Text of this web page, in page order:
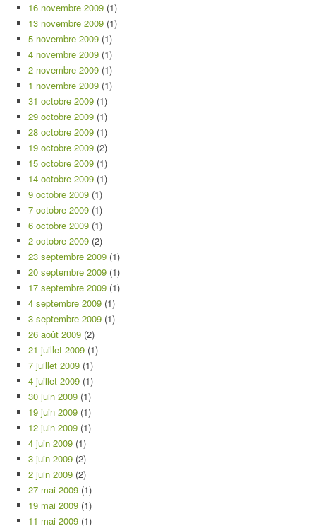
16 novembre 2009 (1)
13 novembre 2009 (1)
5 novembre 2009 (1)
4 novembre 2009 (1)
2 novembre 2009 (1)
1 novembre 2009 (1)
31 octobre 2009 (1)
29 octobre 2009 (1)
28 octobre 2009 (1)
19 octobre 2009 (2)
15 octobre 2009 (1)
14 octobre 2009 (1)
9 octobre 2009 (1)
7 octobre 2009 (1)
6 octobre 2009 (1)
2 octobre 2009 (2)
23 septembre 2009 (1)
20 septembre 2009 (1)
17 septembre 2009 (1)
4 septembre 2009 (1)
3 septembre 2009 (1)
26 août 2009 (2)
21 juillet 2009 (1)
7 juillet 2009 (1)
4 juillet 2009 (1)
30 juin 2009 (1)
19 juin 2009 (1)
12 juin 2009 (1)
4 juin 2009 (1)
3 juin 2009 (2)
2 juin 2009 (2)
27 mai 2009 (1)
19 mai 2009 (1)
11 mai 2009 (1)